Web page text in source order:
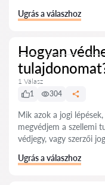
Ugrás a válaszhoz
Hogyan
1 Válasz
1
304
Mik azok a jogi
megvédjem a szellemi
védjegy, vagy szerzői
Ugrás a válaszhoz